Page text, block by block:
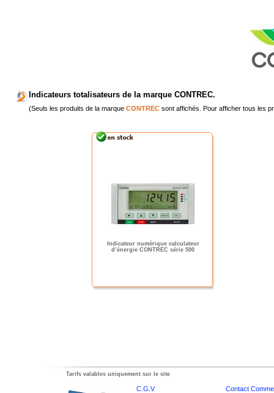
Indicateurs totalisateurs de la marque CONTREC.
(Seuls les produits de la marque CONTREC sont affichés. Pour afficher tous les
Indicateur numérique calculateur
d’énergie CONTREC série 500
Tarifs valables uniquement sur le site
C.G.V
Contact